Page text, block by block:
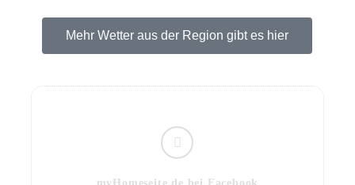
Mehr Wetter aus der Region gibt es hier